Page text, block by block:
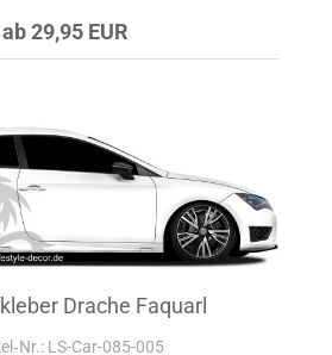
ab 29,95 EUR
Drache Faquarl
LS-Car-085-005